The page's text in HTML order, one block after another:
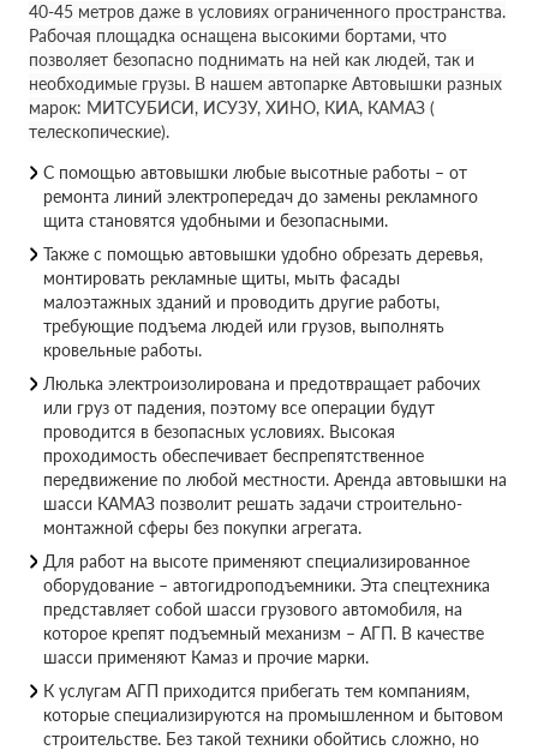
40-45 метров даже в условиях ограниченного пространства.
Рабочая площадка оснащена высокими бортами, что
позволяет безопасно поднимать на ней как людей, так и
необходимые грузы. В нашем автопарке Автовышки разных
марок: МИТСУБИСИ, ИСУЗУ, ХИНО, КИА, КАМАЗ (
телескопические).
С помощью автовышки любые высотные работы – от
ремонта линий электропередач до замены рекламного
щита становятся удобными и безопасными.
Также с помощью автовышки удобно обрезать деревья,
монтировать рекламные щиты, мыть фасады
малоэтажных зданий и проводить другие работы,
требующие подъема людей или грузов, выполнять
кровельные работы.
Люлька электроизолирована и предотвращает рабочих
или груз от падения, поэтому все операции будут
проводится в безопасных условиях. Высокая
проходимость обеспечивает беспрепятственное
передвижение по любой местности. Аренда автовышки на
шасси КАМАЗ позволит решать задачи строительно-
монтажной сферы без покупки агрегата.
Для работ на высоте применяют специализированное
оборудование – автогидроподъемники. Эта спецтехника
представляет собой шасси грузового автомобиля, на
которое крепят подъемный механизм – АГП. В качестве
шасси применяют Камаз и прочие марки.
К услугам АГП приходится прибегать тем компаниям,
которые специализируются на промышленном и бытовом
строительстве. Без такой техники обойтись сложно, но